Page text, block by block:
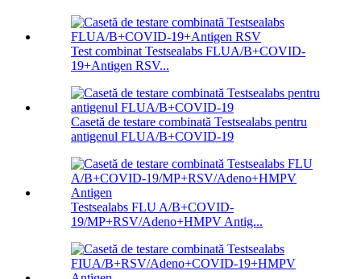
Test combinat Testsealabs FLUA/B+COVID-
19+Antigen RSV...
Casetă de testare combinată Testsealabs pentru
antigenul FLUA/B+COVID-19
Testsealabs FLU A/B+COVID-
19/MP+RSV/Adeno+HMPV Antig...